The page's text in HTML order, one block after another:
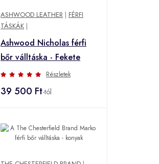
ASHWOOD LEATHER | FÉRFI
TÁSKÁK |
Ashwood Nicholas férfi
bőr válltáska - Fekete
Részletek
39 500 Ft-tól